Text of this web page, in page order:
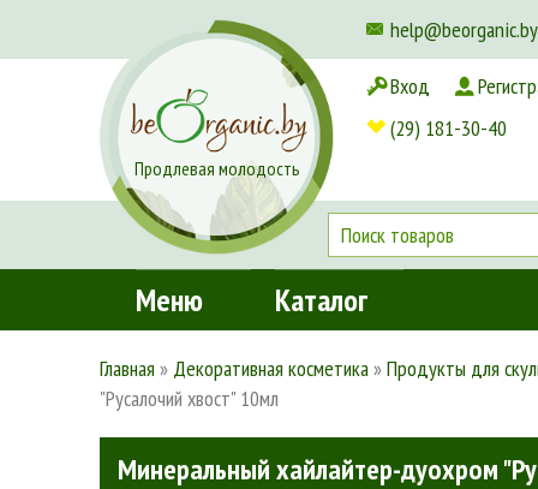
help@beorganic.by
Доставка и оплата
Продлевая молодость
Вход
(29) 181-30-40
Меню Каталог
Главная » Декоративная косметика»Продукты для
"Русалочий хвост" 10мл
Минеральный хайлайтер-дуохром